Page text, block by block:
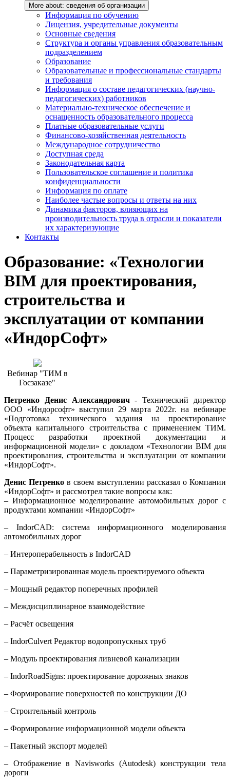
More about: сведения об организации
Информация по обучению
Лицензия, учредительные документы
Основные сведения
Структура и органы управления образовательным
подразделением
Образование
Образовательные и профессиональные стандарты
и требования
Информация о составе педагогических (научно-
педагогических) работников
Материально-техническое обеспечение и
оснащенность образовательного процесса
Платные образовательные услуги
Финансово-хозяйственная деятельность
Международное сотрудничество
Доступная среда
Законодательная карта
Пользовательское соглашение и политика
конфиденциальности
Информация по оплате
Наиболее частые вопросы и ответы на них
Динамика факторов, влияющих на
производительность труда в отрасли и показатели
их характеризующие
Контакты
Образование: «Технологии
BIM для проектирования,
строительства и
эксплуатации от компании
«ИндорСофт»
Вебинар "ТИМ в
Госзаказе"
Петренко Денис Александрович- Технический директор
ООО «Индорсофт» выступил 29 марта 2022г. на вебинаре
«Подготовка технического задания на проектирование
объекта капитального строительства с применением ТИМ.
Процесс разработки проектной документации и
информационной модели» с докладом «Технологии BIM для
проектирования, строительства и эксплуатации от компании
«ИндорСофт».
Денис Петренко в своем выступлении рассказал о Компании
«ИндорСофт» и рассмотрел такие вопросы как:
– Информационное моделирование автомобильных дорог с
продуктами компании «ИндорСофт»
– IndorCAD: система информационного моделирования
автомобильных дорог
– Интероперабельность в IndorCAD
– Параметризированная модель проектируемого объекта
– Мощный редактор поперечных профилей
– Междисциплинарное взаимодействие
– Расчёт освещения
– IndorCulvert Редактор водопропускных труб
– Модуль проектирования ливневой канализации
– IndorRoadSigns: проектирование дорожных знаков
– Формирование поверхностей по конструкции ДО
– Строительный контроль
– Формирование информационной модели объекта
– Пакетный экспорт моделей
– Отображение в Navisworks (Autodesk) конструкции тела
дороги